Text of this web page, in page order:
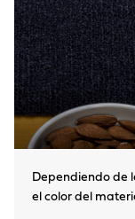
Dependiendo de
el color del